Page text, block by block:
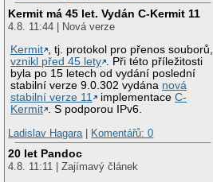
Kermit má 45 let. Vydán C-Kermit 11
4.8. 11:44 | Nová verze
Kermit , tj. protokol pro přenos souborů,
vznikl před 45 lety . Při této příležitosti
byla po 15 letech od vydání poslední
stabilní verze 9.0.302 vydána nová
stabilní verze 11
implementaceC-
Kermit . S podporou IPv6.
Ladislav Hagara | Komentářů: 0
20 let Pandoc
4.8. 11:11 | Zajímavý článek